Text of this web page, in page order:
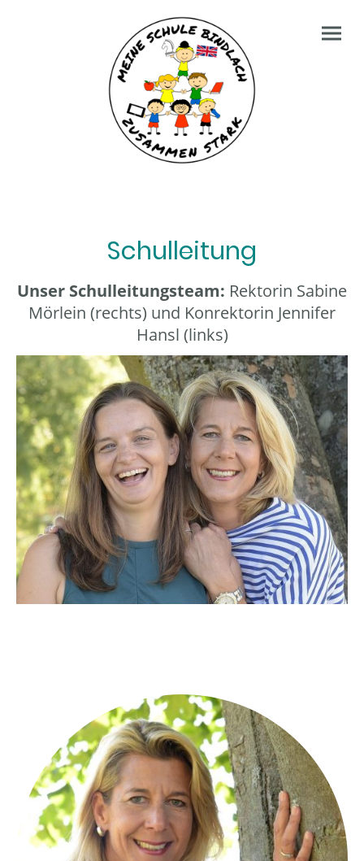
Schulleitung
Unser Schulleitungsteam: Rektorin Sabine
Mörlein (rechts) und Konrektorin Jennifer
Hansl (links)